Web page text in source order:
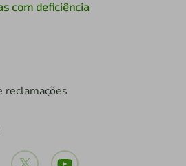
com deficiência
reclamações